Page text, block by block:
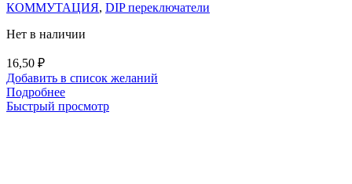
КОММУТАЦИЯ, DIP переключатели
Нет в наличии
16,50 ₽
Добавить в список желаний
Подробнее
Быстрый просмотр